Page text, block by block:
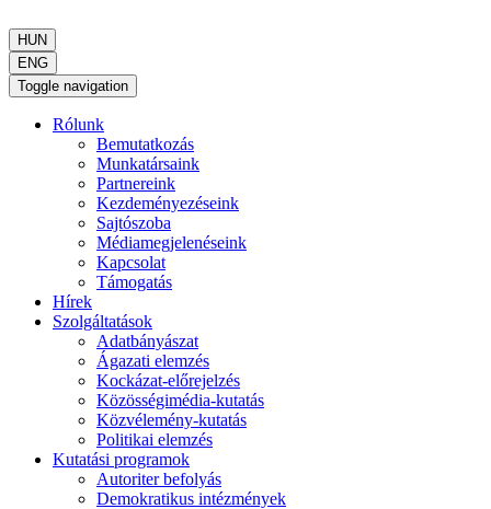
HUN
ENG
Toggle navigation
Rólunk
Bemutatkozás
Munkatársaink
Partnereink
Kezdeményezéseink
Sajtószoba
Médiamegjelenéseink
Kapcsolat
Támogatás
Hírek
Szolgáltatások
Adatbányászat
Ágazati elemzés
Kockázat-előrejelzés
Közösségimédia-kutatás
Közvélemény-kutatás
Politikai elemzés
Kutatási programok
Autoriter befolyás
Demokratikus intézmények